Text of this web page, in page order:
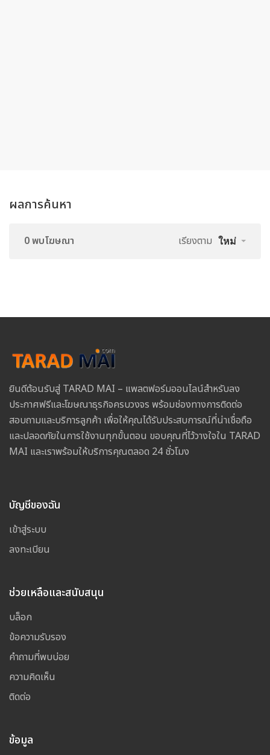
ผลการค้นหา
0 พบโฆษณา เรียงตาม ใหม่
ยินดีต้อนรับสู่ TARAD MAI – แพลตฟอร์มออนไลน์สำหรับลง
ประกาศฟรีและโฆษณาธุรกิจครบวงจร พร้อมช่องทางการติดต่อ
สอบถามและบริการลูกค้า เพื่อให้คุณได้รับประสบการณ์ที่น่าเชื่อถือ
และปลอดภัยในการใช้งานทุกขั้นตอน ขอบคุณที่ไว้วางใจใน TARAD
MAI และเราพร้อมให้บริการคุณตลอด 24 ชั่วโมง
บัญชีของฉัน
เข้าสู่ระบบ
ลงทะเบียน
ช่วยเหลือและสนับสนุน
บล็อก
ข้อความรับรอง
คำถามที่พบบ่อย
ความคิดเห็น
ติดต่อ
ข้อมูล